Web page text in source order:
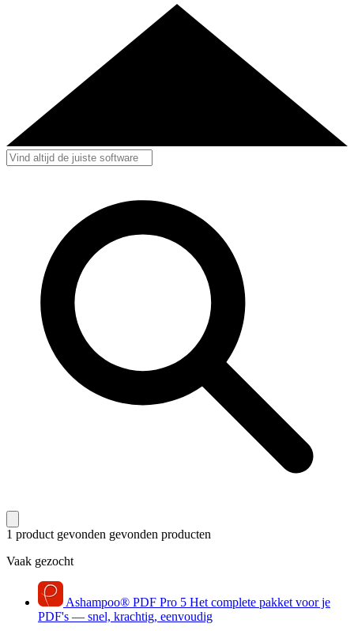
1 product gevonden gevonden producten
Vaak gezocht
Ashampoo® PDF Pro 5 Het complete pakket voor je
PDF's — snel, krachtig, eenvoudig